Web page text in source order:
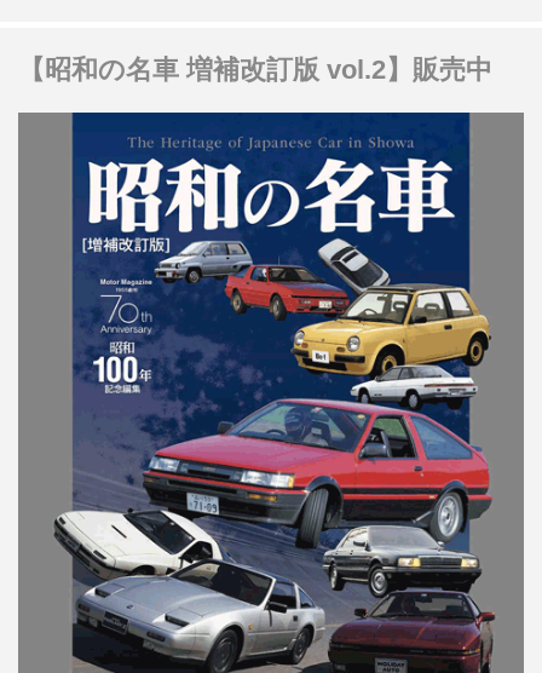
【昭和の名車 増補改訂版 vol.2】販売中